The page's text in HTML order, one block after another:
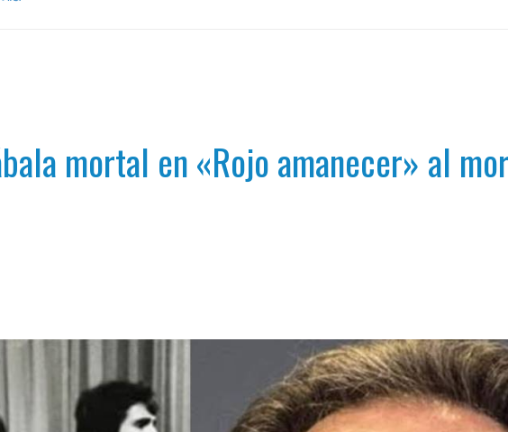
mortal en «Rojo amanecer» al